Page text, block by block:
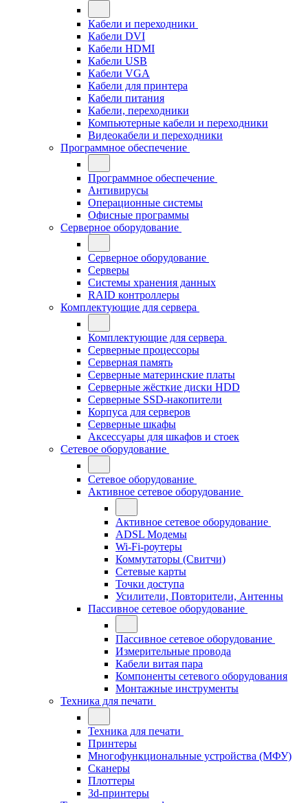
Кабели и переходники
Кабели DVI
Кабели HDMI
Кабели USB
Кабели VGA
Кабели для принтера
Кабели питания
Кабели, переходники
Компьютерные кабели и переходники
Видеокабели и переходники
Программное обеспечение
Программное обеспечение
Антивирусы
Операционные системы
Офисные программы
Серверное оборудование
Серверное оборудование
Серверы
Системы хранения данных
RAID контроллеры
Комплектующие для сервера
Комплектующие для сервера
Серверные процессоры
Серверная память
Серверные материнские платы
Серверные жёсткие диски HDD
Серверные SSD-накопители
Корпуса для серверов
Серверные шкафы
Аксессуары для шкафов и стоек
Сетевое оборудование
Сетевое оборудование
Активное сетевое оборудование
Активное сетевое оборудование
ADSL Модемы
Wi-Fi-роутеры
Коммутаторы (Свитчи)
Сетевые карты
Точки доступа
Усилители, Повторители, Антенны
Пассивное сетевое оборудование
Пассивное сетевое оборудование
Измерительные провода
Кабели витая пара
Компоненты сетевого оборудования
Монтажные инструменты
Техника для печати
Техника для печати
Принтеры
Многофункциональные устройства (МФУ)
Сканеры
Плоттеры
3d-принтеры